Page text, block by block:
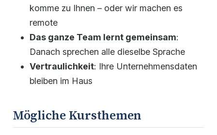
komme zu Ihnen – oder wir machen es
remote
Das ganze Team lernt gemeinsam:
Danach sprechen alle dieselbe Sprache
Vertraulichkeit: Ihre Unternehmensdaten
bleiben im Haus
Mögliche Kursthemen